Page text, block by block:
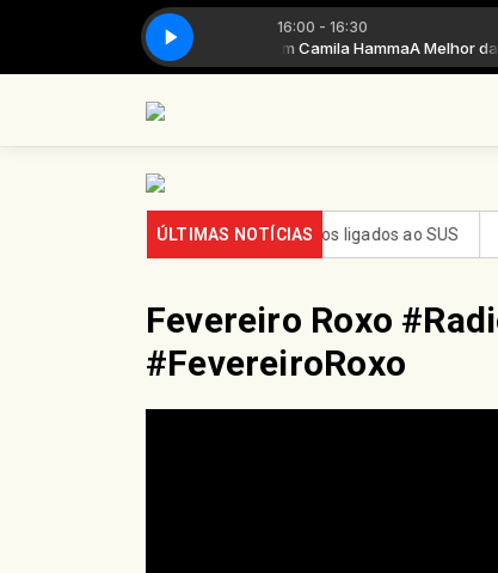
16:00 - 16:30
A Melhor da Hora com Camila HammaA Melhor da
ÚLTIMAS NOTÍCIAS
do FGTS em hospitais filantrópicos ligados ao SUS CBF
Fevereiro Roxo
#FevereiroRoxo